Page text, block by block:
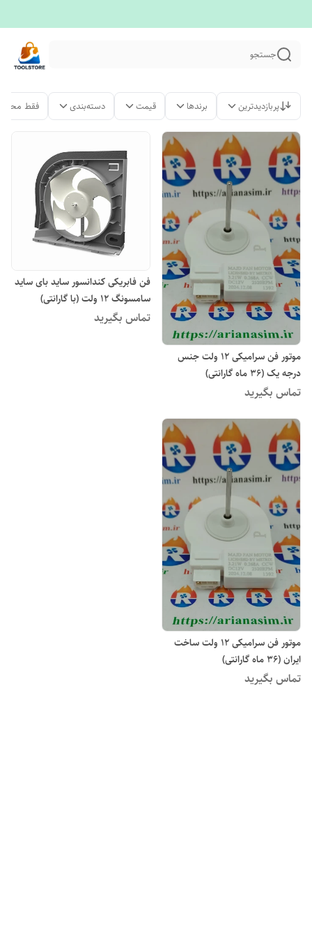
جستجو
پربازدیدترین برندها قیمت دسته‌بندی فقط
موتور فن سرامیکی ۱۲ ولت جنس
درجه یک (۳۶ ماه گارانتی)
تماس بگیرید
فن فابریکی کندانسور ساید بای ساید
سامسونگ ۱۲ ولت (با گارانتی)
تماس بگیرید
موتور فن سرامیکی ۱۲ ولت ساخت
ایران (۳۶ ماه گارانتی)
تماس بگیرید